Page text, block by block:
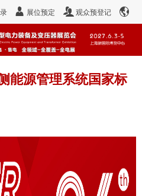
展位预定 观众预登记
能源管理系统国家标